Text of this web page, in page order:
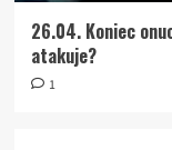
26.04. Koniec
atakuje?
1